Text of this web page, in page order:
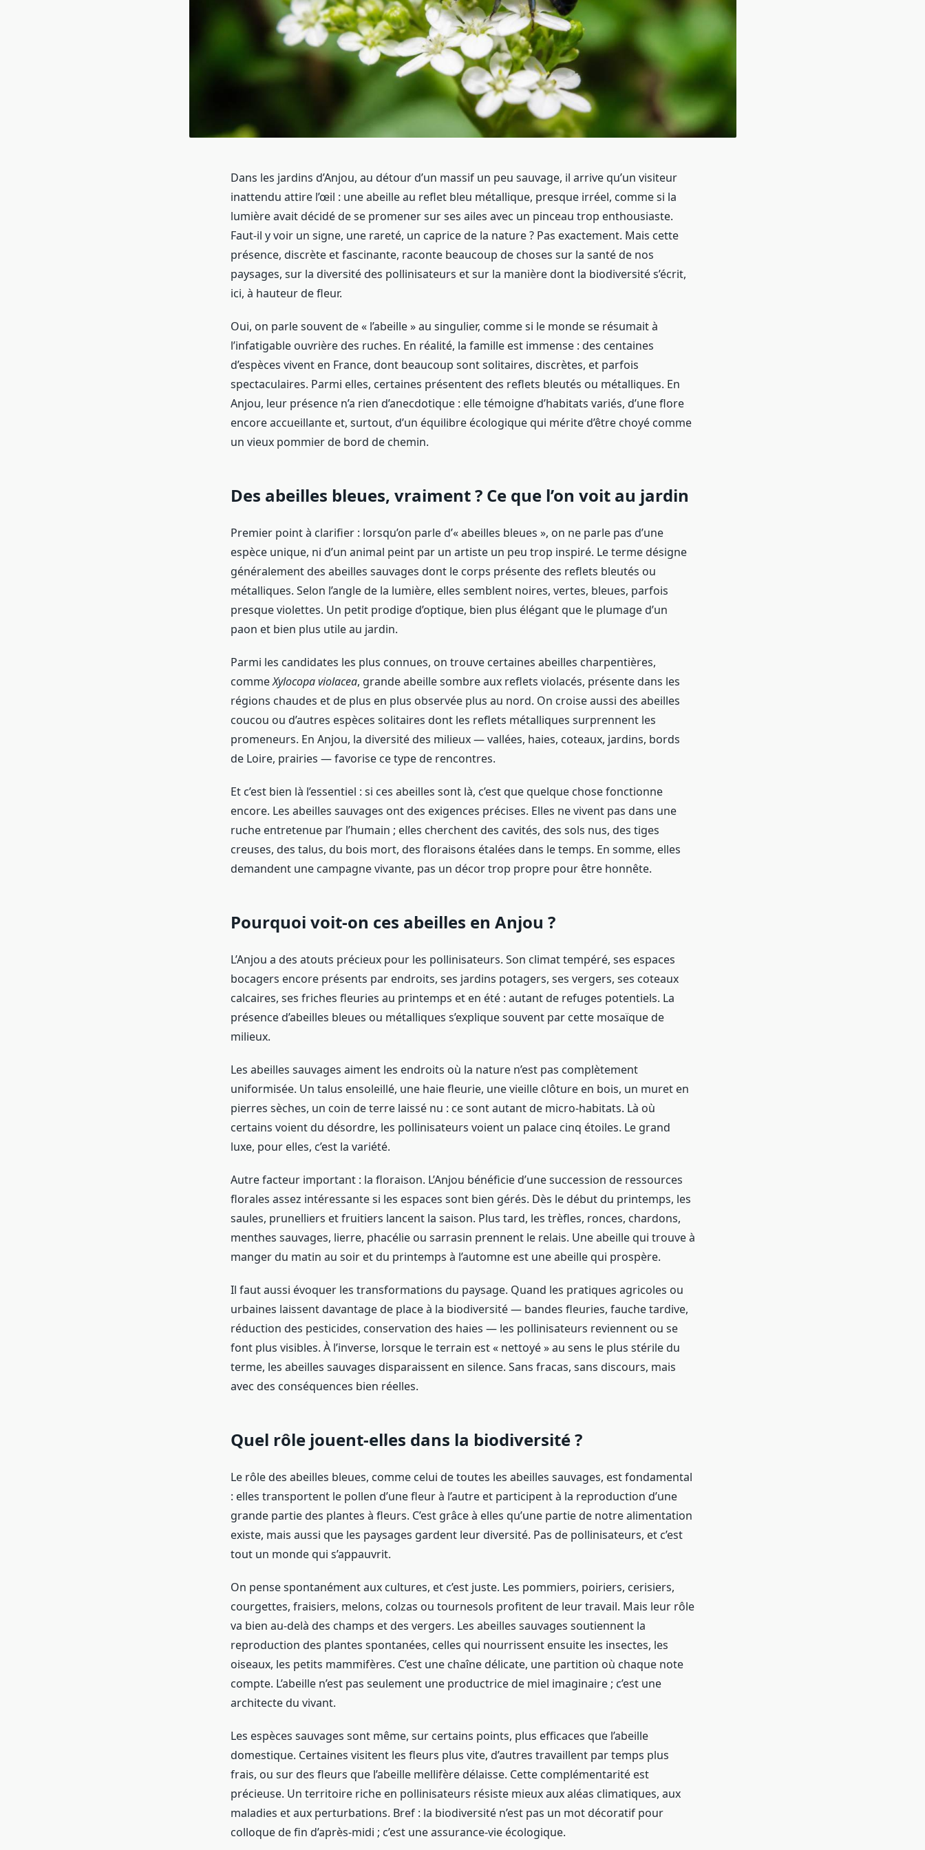
Dans les jardins d’Anjou, au détour d’un massif un peu sauvage, il arrive qu’un visiteur
inattendu attire l’œil : une abeille au reflet bleu métallique, presque irréel, comme si la
lumière avait décidé de se promener sur ses ailes avec un pinceau trop enthousiaste.
Faut-il y voir un signe, une rareté, un caprice de la nature ? Pas exactement. Mais cette
présence, discrète et fascinante, raconte beaucoup de choses sur la santé de nos
paysages, sur la diversité des pollinisateurs et sur la manière dont la biodiversité s’écrit,
ici, à hauteur de fleur.
Oui, on parle souvent de « l’abeille » au singulier, comme si le monde se résumait à
l’infatigable ouvrière des ruches. En réalité, la famille est immense : des centaines
d’espèces vivent en France, dont beaucoup sont solitaires, discrètes, et parfois
spectaculaires. Parmi elles, certaines présentent des reflets bleutés ou métalliques. En
Anjou, leur présence n’a rien d’anecdotique : elle témoigne d’habitats variés, d’une flore
encore accueillante et, surtout, d’un équilibre écologique qui mérite d’être choyé comme
un vieux pommier de bord de chemin.
Des abeilles bleues, vraiment ? Ce que l’on voit au jardin
Premier point à clarifier : lorsqu’on parle d’« abeilles bleues », on ne parle pas d’une
espèce unique, ni d’un animal peint par un artiste un peu trop inspiré. Le terme désigne
généralement des abeilles sauvages dont le corps présente des reflets bleutés ou
métalliques. Selon l’angle de la lumière, elles semblent noires, vertes, bleues, parfois
presque violettes. Un petit prodige d’optique, bien plus élégant que le plumage d’un
paon et bien plus utile au jardin.
Parmi les candidates les plus connues, on trouve certaines abeilles charpentières,
commeXylocopa violacea, grande abeille sombre aux reflets violacés, présente dans les
régions chaudes et de plus en plus observée plus au nord. On croise aussi des abeilles
coucou ou d’autres espèces solitaires dont les reflets métalliques surprennent les
promeneurs. En Anjou, la diversité des milieux — vallées, haies, coteaux, jardins, bords
de Loire, prairies — favorise ce type de rencontres.
Et c’est bien là l’essentiel : si ces abeilles sont là, c’est que quelque chose fonctionne
encore. Les abeilles sauvages ont des exigences précises. Elles ne vivent pas dans une
ruche entretenue par l’humain ; elles cherchent des cavités, des sols nus, des tiges
creuses, des talus, du bois mort, des floraisons étalées dans le temps. En somme, elles
demandent une campagne vivante, pas un décor trop propre pour être honnête.
Pourquoi voit-on ces abeilles en Anjou ?
L’Anjou a des atouts précieux pour les pollinisateurs. Son climat tempéré, ses espaces
bocagers encore présents par endroits, ses jardins potagers, ses vergers, ses coteaux
calcaires, ses friches fleuries au printemps et en été : autant de refuges potentiels. La
présence d’abeilles bleues ou métalliques s’explique souvent par cette mosaïque de
milieux.
Les abeilles sauvages aiment les endroits où la nature n’est pas complètement
uniformisée. Un talus ensoleillé, une haie fleurie, une vieille clôture en bois, un muret en
pierres sèches, un coin de terre laissé nu : ce sont autant de micro-habitats. Là où
certains voient du désordre, les pollinisateurs voient un palace cinq étoiles. Le grand
luxe, pour elles, c’est la variété.
Autre facteur important : la floraison. L’Anjou bénéficie d’une succession de ressources
florales assez intéressante si les espaces sont bien gérés. Dès le début du printemps, les
saules, prunelliers et fruitiers lancent la saison. Plus tard, les trèfles, ronces, chardons,
menthes sauvages, lierre, phacélie ou sarrasin prennent le relais. Une abeille qui trouve à
manger du matin au soir et du printemps à l’automne est une abeille qui prospère.
Il faut aussi évoquer les transformations du paysage. Quand les pratiques agricoles ou
urbaines laissent davantage de place à la biodiversité — bandes fleuries, fauche tardive,
réduction des pesticides, conservation des haies — les pollinisateurs reviennent ou se
font plus visibles. À l’inverse, lorsque le terrain est « nettoyé » au sens le plus stérile du
terme, les abeilles sauvages disparaissent en silence. Sans fracas, sans discours, mais
avec des conséquences bien réelles.
Quel rôle jouent-elles dans la biodiversité ?
Le rôle des abeilles bleues, comme celui de toutes les abeilles sauvages, est fondamental
: elles transportent le pollen d’une fleur à l’autre et participent à la reproduction d’une
grande partie des plantes à fleurs. C’est grâce à elles qu’une partie de notre alimentation
existe, mais aussi que les paysages gardent leur diversité. Pas de pollinisateurs, et c’est
tout un monde qui s’appauvrit.
On pense spontanément aux cultures, et c’est juste. Les pommiers, poiriers, cerisiers,
courgettes, fraisiers, melons, colzas ou tournesols profitent de leur travail. Mais leur rôle
va bien au-delà des champs et des vergers. Les abeilles sauvages soutiennent la
reproduction des plantes spontanées, celles qui nourrissent ensuite les insectes, les
oiseaux, les petits mammifères. C’est une chaîne délicate, une partition où chaque note
compte. L’abeille n’est pas seulement une productrice de miel imaginaire ; c’est une
architecte du vivant.
Les espèces sauvages sont même, sur certains points, plus efficaces que l’abeille
domestique. Certaines visitent les fleurs plus vite, d’autres travaillent par temps plus
frais, ou sur des fleurs que l’abeille mellifère délaisse. Cette complémentarité est
précieuse. Un territoire riche en pollinisateurs résiste mieux aux aléas climatiques, aux
maladies et aux perturbations. Bref : la biodiversité n’est pas un mot décoratif pour
colloque de fin d’après-midi ; c’est une assurance-vie écologique.